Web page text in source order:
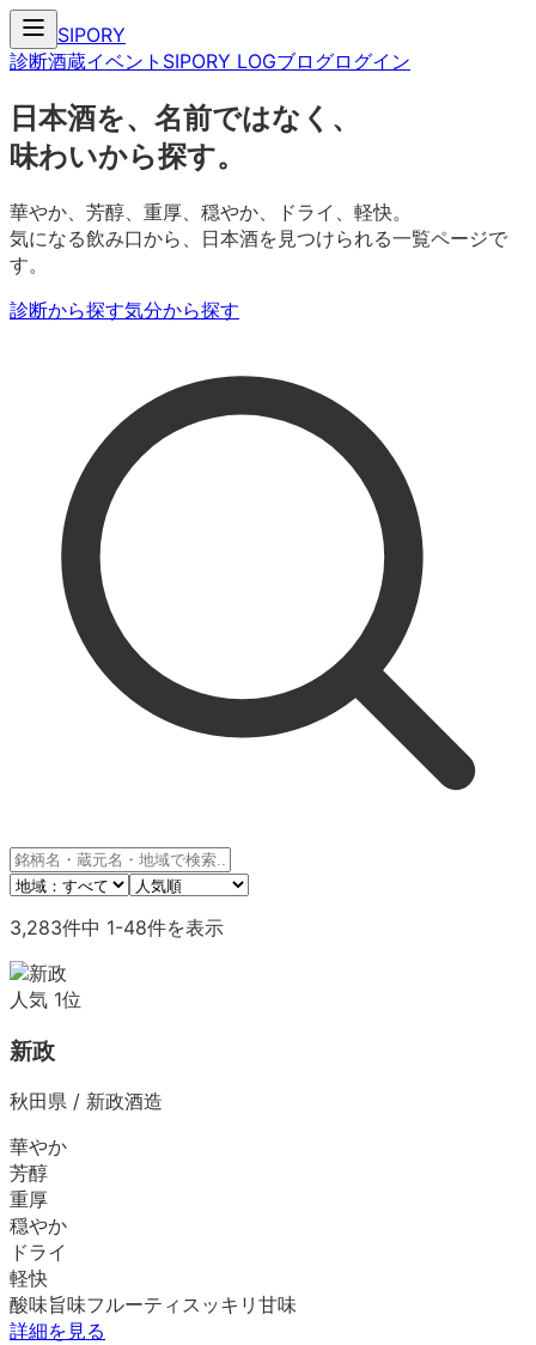
SIPORY
診断酒蔵イベント SIPORY LOGブログログイン
日本酒を、名前ではなく、
味わいから探す。
華やか、芳醇、重厚、穏やか、ドライ、軽快。
気になる飲み口から、日本酒を見つけられる一覧ページで
す。
診断から探す気分から探す
3,283件中 1-48件を表示
人気 1位
新政
秋田県 / 新政酒造
華やか
芳醇
重厚
穏やか
ドライ
軽快
酸味旨味フルーティ スッキリ 甘味
詳細を見る